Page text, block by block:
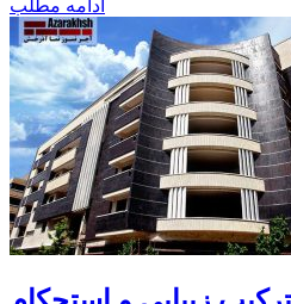
ادامه مطلب